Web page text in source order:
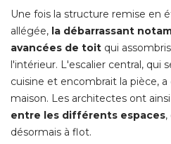
Une fois la structure remise en
allégée, la débarrassant
avancées de toit qui
l'intérieur. L'escalier central, qui
cuisine et encombrait la pièce,
maison. Les architectes ont
entre les différents espaces,
désormais à flot.